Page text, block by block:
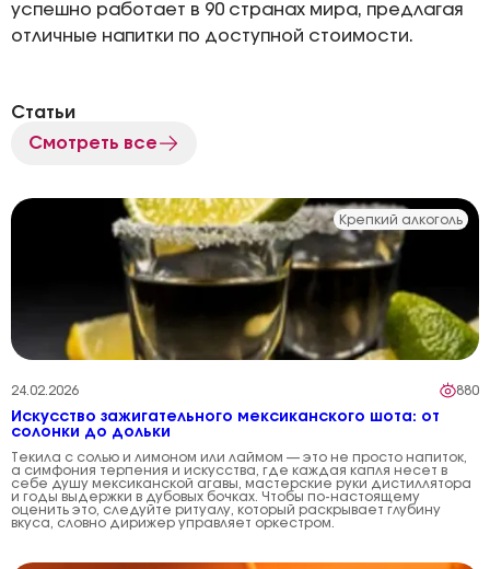
успешно работает в 90 странах мира, предлагая
отличные напитки по доступной стоимости.
Статьи
Смотреть все
Крепкий алкоголь
24.02.2026 880
Искусство зажигательного мексиканского шота: от
солонки до дольки
Текила с солью и лимоном или лаймом — это не просто напиток,
а симфония терпения и искусства, где каждая капля несет в
себе душу мексиканской агавы, мастерские руки дистиллятора
и годы выдержки в дубовых бочках. Чтобы по-настоящему
оценить это, следуйте ритуалу, который раскрывает глубину
вкуса, словно дирижер управляет оркестром.